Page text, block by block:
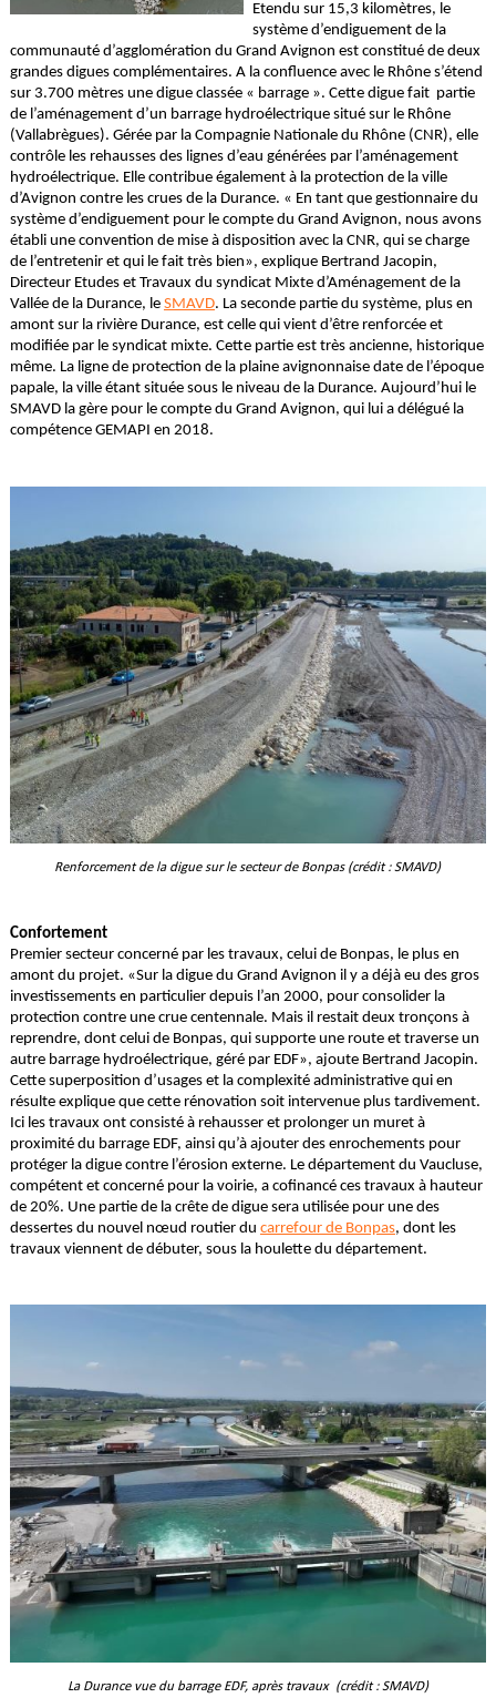
Etendu sur 15,3 kilomètres, le
système d’endiguement de la
communauté d’agglomération du Grand Avignon est constitué de deux
grandes digues complémentaires. A la confluence avec le Rhône s’étend
sur 3.700 mètres une digue classée « barrage ». Cette digue fait partie
de l’aménagement d’un barrage hydroélectrique situé sur le Rhône
(Vallabrègues). Gérée par la Compagnie Nationale du Rhône (CNR), elle
contrôle les rehausses des lignes d’eau générées par l’aménagement
hydroélectrique. Elle contribue également à la protection de la ville
d’Avignon contre les crues de la Durance. « En tant que gestionnaire du
système d’endiguement pour le compte du Grand Avignon, nous avons
établi une convention de mise à disposition avec la CNR, qui se charge
de l’entretenir et qui le fait très bien», explique Bertrand Jacopin,
Directeur Etudes et Travaux du syndicat Mixte d’Aménagement de la
Vallée de la Durance, le SMAVD. La seconde partie du système, plus en
amont sur la rivière Durance, est celle qui vient d’être renforcée et
modifiée par le syndicat mixte. Cette partie est très ancienne, historique
même. La ligne de protection de la plaine avignonnaise date de l’époque
papale, la ville étant située sous le niveau de la Durance. Aujourd’hui le
SMAVD la gère pour le compte du Grand Avignon, qui lui a délégué la
compétence GEMAPI en 2018.
Renforcement de la digue sur le secteur de Bonpas (crédit : SMAVD)
Confortement
Premier secteur concerné par les travaux, celui de Bonpas, le plus en
amont du projet. «Sur la digue du Grand Avignon il y a déjà eu des gros
investissements en particulier depuis l’an 2000, pour consolider la
protection contre une crue centennale. Mais il restait deux tronçons à
reprendre, dont celui de Bonpas, qui supporte une route et traverse un
autre barrage hydroélectrique, géré par EDF», ajoute Bertrand Jacopin.
Cette superposition d’usages et la complexité administrative qui en
résulte explique que cette rénovation soit intervenue plus tardivement.
Ici les travaux ont consisté à rehausser et prolonger un muret à
proximité du barrage EDF, ainsi qu’à ajouter des enrochements pour
protéger la digue contre l’érosion externe. Le département du Vaucluse,
compétent et concerné pour la voirie, a cofinancé ces travaux à hauteur
de 20%. Une partie de la crête de digue sera utilisée pour une des
dessertes du nouvel nœud routier du carrefour de Bonpas, dont les
travaux viennent de débuter, sous la houlette du département.
La Durance vue du barrage EDF, après travaux (crédit : SMAVD)